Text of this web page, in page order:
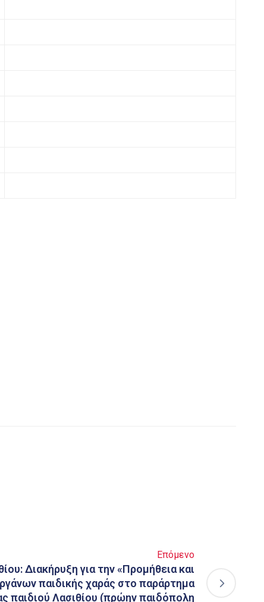
Επόμενο
Διακήρυξη για την «Προμήθεια και
παιδικής χαράς στο παράρτημα
παιδιού Λασιθίου (πρώην παιδόπολη